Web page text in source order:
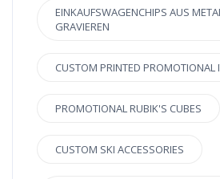
EINKAUFSWAGENCHIPS AUS
GRAVIEREN
CUSTOM PRINTED PROMOTIONAL
PROMOTIONAL RUBIK'S CUBES
CUSTOM SKI ACCESSORIES